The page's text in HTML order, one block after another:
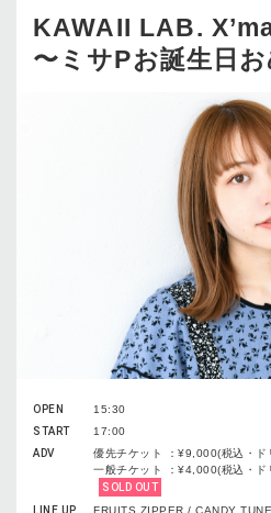
16
17 18 19
23
24 25 26
KAWAII LAB.
〜ミサPお誕生日
OPEN
15:30
START
17:00
ADV
優先チケット ：¥9,000(税込・ド
一般チケット ：¥4,000(税込・ド
SOLD OUT
LINE UP
FRUITS ZIPPER / CANDY